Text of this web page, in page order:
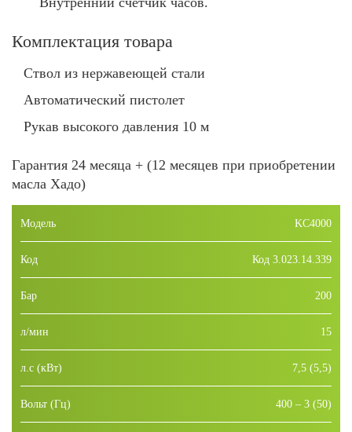
Комплектация товара
Ствол из нержавеющей стали
Автоматический пистолет
Рукав высокого давления 10 м
Гарантия 24 месяца + (12 месяцев при приобретении
масла Хадо)
Модель KC4000
Код Код 3.023.14.339
Бар 200
л/мин 15
л.с (кВт) 7,5 (5,5)
Вольт (Гц) 400 – 3 (50)